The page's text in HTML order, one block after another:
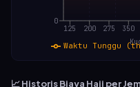
125 200 275 350
0
Waktu Tunggu
📈 Historis Biaya Haji per